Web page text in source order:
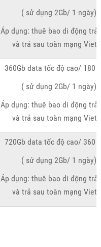
( sử dụng 2Gb/ 1 ngày)
Áp dụng: thuê bao di động trả
và trả sau toàn mạng
360Gb data tốc độ cao/ 180
( sử dụng 2Gb/ 1 ngày)
Áp dụng: thuê bao di động trả
và trả sau toàn mạng
720Gb data tốc độ cao/ 360
( sử dụng 2Gb/ 1 ngày)
Áp dụng: thuê bao di động trả
và trả sau toàn mạng